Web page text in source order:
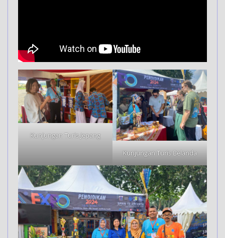
Kunjungan Turis Jepang
Kunjungan Turis Belanda